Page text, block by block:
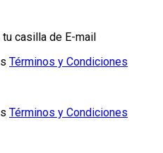
casilla de E-mail
Términos y Condiciones
Términos y Condiciones